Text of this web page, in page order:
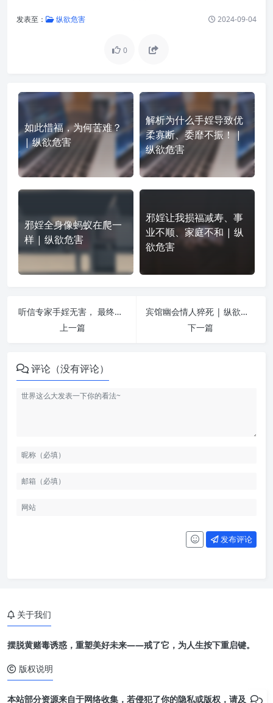
发表至： 纵欲危害 2024-09-04
0
如此惜福，为何苦难？
| 纵欲危害
解析为什么手婬导致优
柔寡断、委靡不振！ |
纵欲危害
邪婬全身像蚂蚁在爬一
样 | 纵欲危害
邪婬让我损福减寿、事
业不顺、家庭不和 | 纵
欲危害
听信专家手婬无害， 最终收获痛苦的却是自己！ | 纵欲危害
上一篇
宾馆幽会情人猝死 | 纵欲危害
下一篇
评论（没有评论）
发布评论
关于我们
摆脱黄赌毒诱惑，重塑美好未来——戒了它，为人生按下重启键。
版权说明
本站部分资源来自于网络收集，若侵犯了你的隐私或版权，请及时联